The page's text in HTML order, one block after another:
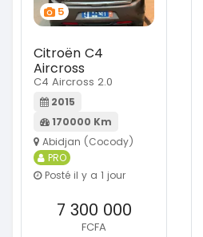
5
Citroën C4
Aircross
C4 Aircross 2.0
2015
170000 Km
Abidjan (Cocody)
PRO
Posté il y a 1 jour
7 300 000
FCFA